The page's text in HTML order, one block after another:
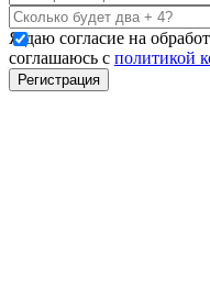
Я даю согласие на
соглашаюсь с политикой
Регистрация